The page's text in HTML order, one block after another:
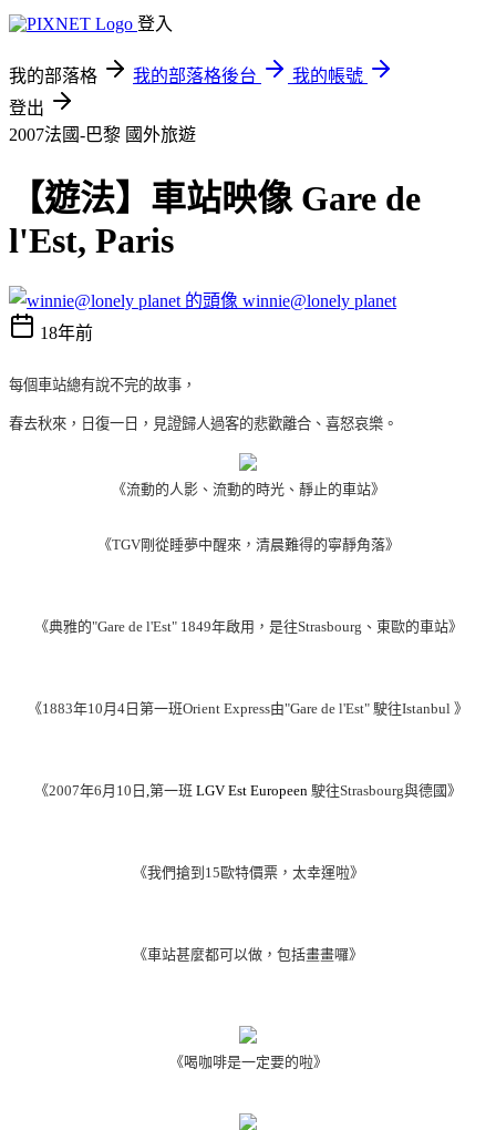
登入
我的部落格 我的部落格後台
我的帳號
登出
2007法國-巴黎 國外旅遊
【遊法】車站映像 Gare de
l'Est, Paris
winnie@lonely planet
18年前
每個車站總有說不完的故事，
春去秋來， 日復一日， 見證歸人過客的悲歡離合、喜怒哀樂。
《流動的人影、流動的時光、靜止的車站》
《TGV剛從睡夢中醒來，清晨難得的寧靜角落》
《典雅的"Gare de l'Est" 1849年啟用， 是往Strasbourg、東歐的車站》
《1883年10月4日第一班Orient Express由"Gare de l'Est" 駛往Istanbul 》
《2007年6月10日 第一班 LGV Est Europeen 駛往Strasbourg與德國》
《我們搶到15歐特價票，太幸運啦》
《車站甚麼都可以做，包括畫畫囉》
《喝咖啡是一定要的啦》